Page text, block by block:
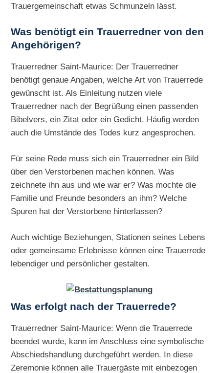
Trauergemeinschaft etwas Schmunzeln lässt.
Was benötigt ein Trauerredner von den
Angehörigen?
Trauerredner Saint-Maurice: Der Trauerredner
benötigt genaue Angaben, welche Art von Trauerrede
gewünscht ist. Als Einleitung nutzen viele
Trauerredner nach der Begrüßung einen passenden
Bibelvers, ein Zitat oder ein Gedicht. Häufig werden
auch die Umstände des Todes kurz angesprochen.
Für seine Rede muss sich ein Trauerredner ein Bild
über den Verstorbenen machen können. Was
zeichnete ihn aus und wie war er? Was mochte die
Familie und Freunde besonders an ihm? Welche
Spuren hat der Verstorbene hinterlassen?
Auch wichtige Beziehungen, Stationen seines Lebens
oder gemeinsame Erlebnisse können eine Trauerrede
lebendiger und persönlicher gestalten.
Was erfolgt nach der Trauerrede?
Trauerredner Saint-Maurice: Wenn die Trauerrede
beendet wurde, kann im Anschluss eine symbolische
Abschiedshandlung durchgeführt werden. In diese
Zeremonie können alle Trauergäste mit einbezogen